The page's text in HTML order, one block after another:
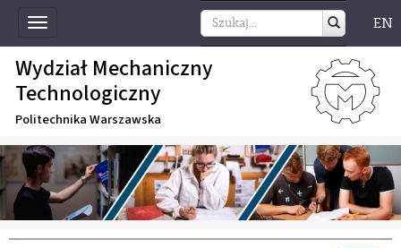
Toggle
navigation
EN
Wydział Mechaniczny
Technologiczny
Politechnika Warszawska